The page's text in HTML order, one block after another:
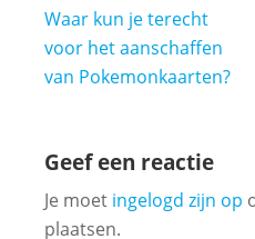
Bericht
navigatie
Waar kun je terecht
voor het aanschaffen
van Pokemonkaarten?
Geef een reactie
Je moet ingelogd zijn op
plaatsen.